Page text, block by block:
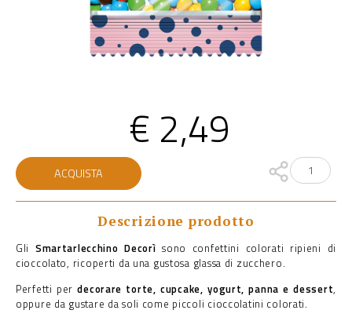
€ 2,49
Smartarlecchino
quantità
ACQUISTA
Descrizione prodotto
Gli Smartarlecchino Decorì sono confettini colorati ripieni di
cioccolato, ricoperti da una gustosa glassa di zucchero.
Perfetti perdecorare torte, cupcake, yogurt, panna e dessert,
oppure da gustare da soli come piccoli cioccolatini colorati.